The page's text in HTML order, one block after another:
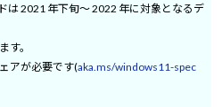
は 2021 年下旬～ 2022 年に対象となるデ
す。
アが必要です(aka.ms/windows11-spec